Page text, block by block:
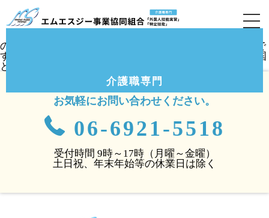
介護職専門
キルギスからの3ヶ月介護職業体験
スマスツリー飾りつけ
ハロウィンも終わり、介護付有料老人ホームクルーヴ豊
の3カ月職業体験の2名にて手伝っていただいている様子で
す。まもなくこの2名は11月3日の便でようやく本国へ帰国
となります。
お気軽にお問い合わせください。
06-6921-5518
受付時間 9時～17時（月曜～金曜）
土日祝、年末年始等の休業日は除く